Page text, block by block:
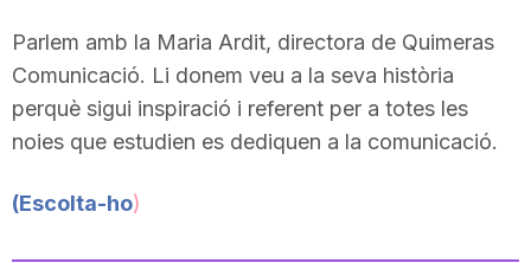
Parlem amb la Maria Ardit, directora de Quimeras
Comunicació. Li donem veu a la seva història
perquè sigui inspiració i referent per a totes les
noies que estudien es dediquen a la comunicació.
(Escolta-ho)